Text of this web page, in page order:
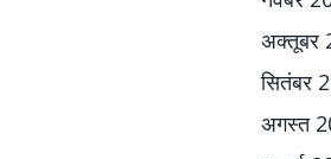
अक्तूबर
सितंबर
अगस्त